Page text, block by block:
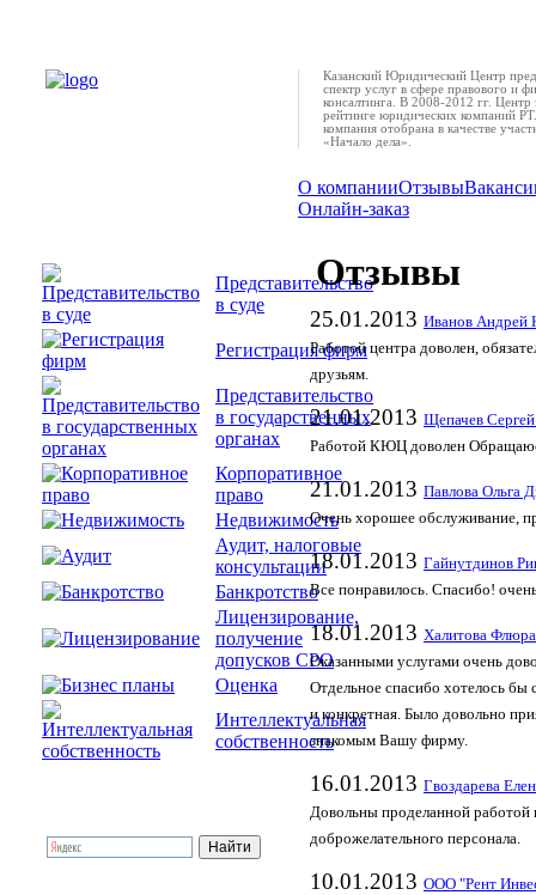
Представительство
в суде
Регистрация фирм
Представительство
в государственных
органах
Корпоративное
право
Недвижимость
Аудит, налоговые
консультации
Банкротство
Лицензирование,
получение
допусков СРО
Оценка
Интеллектуальная
собственность
Казанский Юридический Центр
спектр услуг в сфере правового и
консалтинга. В 2008-2012 гг. Центр
рейтинге юридических компаний
компания отобрана в качестве
«Начало дела».
О компанииОтзывы
Онлайн-заказ
Отзывы
25.01.2013 Иванов Андрей
Работой центра доволен,
друзьям.
21.01.2013 Щепачев
Работой КЮЦ доволен
21.01.2013 Павлова Ольга
Очень хорошее обслуживание,
18.01.2013 Гайнутдинов
Все понравилось. Спасибо!
18.01.2013 Халитова
Оказанными услугами очень
Отдельное спасибо хотелось бы
и конкретная. Было довольно
знакомым Вашу фирму.
16.01.2013 Гвоздарева
Довольны проделанной работой
доброжелательного персонала.
10.01.2013 ООО "Рент